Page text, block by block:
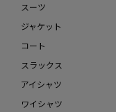
スーツ
ジャケット
コート
スラックス
アイシャツ
ワイシャツ